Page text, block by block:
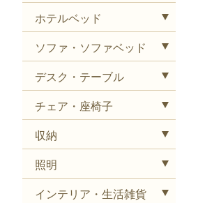
ホテルベッド
ソファ・ソファベッド
デスク・テーブル
チェア・座椅子
収納
照明
インテリア・生活雑貨